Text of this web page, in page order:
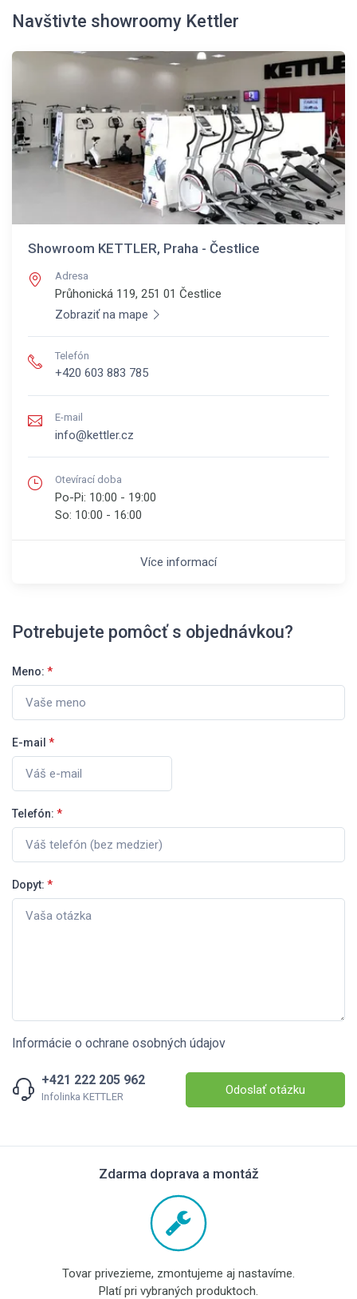
Navštivte showroomy Kettler
Showroom KETTLER, Praha - Čestlice
Adresa
Průhonická 119, 251 01 Čestlice
Zobraziť na mape
Telefón
+420 603 883 785
E-mail
info@kettler.cz
Otevírací doba
Po-Pi: 10:00 - 19:00
So: 10:00 - 16:00
Více informací
Potrebujete pomôcť s objednávkou?
Meno: *
E-mail *
Telefón: *
Dopyt: *
Informácie o ochrane osobných údajov
+421 222 205 962
Infolinka KETTLER Odoslať otázku
Zdarma doprava a montáž
Tovar privezieme, zmontujeme aj nastavíme.
Platí pri vybraných produktoch.